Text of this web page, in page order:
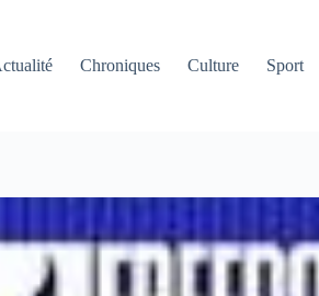
Chroniques Culture Sport